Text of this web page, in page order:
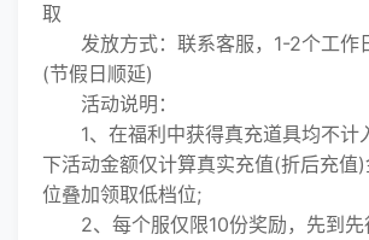
取
发放方式：联系客服，1-2个工作
(节假日顺延)
活动说明：
1、在福利中获得真充道具均不计
下活动金额仅计算真实充值(折后充值
位叠加领取低档位;
2、每个服仅限10份奖励，先到先